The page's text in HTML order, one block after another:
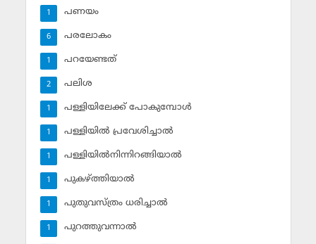
പണയം
1
പരലോകം
6
പറയേണ്ടത്
1
പലിശ
2
പള്ളിയിലേക്ക് പോകുമ്പോള്‍
1
പള്ളിയില്‍ പ്രവേശിച്ചാല്‍
1
പള്ളിയില്‍നിന്നിറങ്ങിയാല്‍
1
പുകഴ്ത്തിയാല്‍
1
പുതുവസ്ത്രം ധരിച്ചാല്‍
1
പുറത്തുവന്നാല്‍
1